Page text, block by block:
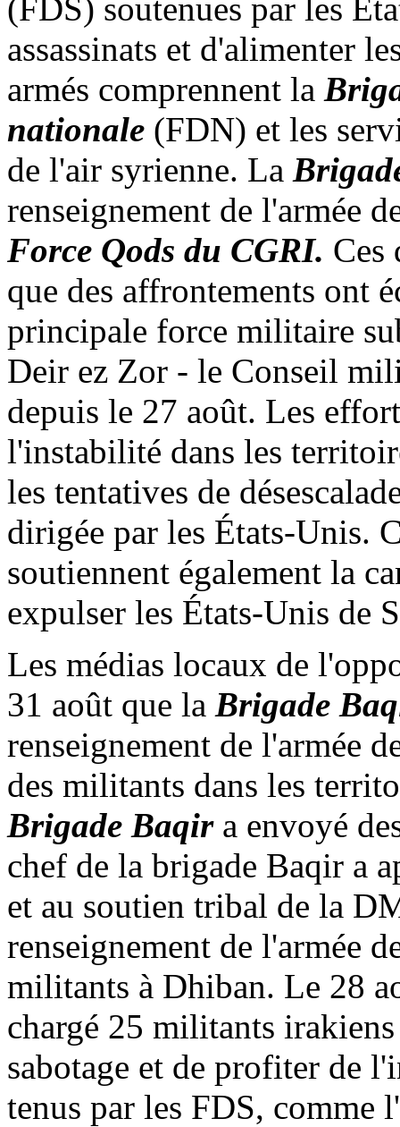
(FDS) soutenues par les
assassinats et d'alimenter
armés comprennent la
nationale (FDN) et les
de l'air syrienne. La
renseignement de l'armée
Force Qods du CGRI. Ces
que des affrontements ont
principale force militaire
Deir ez Zor - le Conseil
depuis le 27 août. Les
l'instabilité dans les
les tentatives de
dirigée par les États-Unis.
soutiennent également la
expulser les États-Unis de
Les médias locaux de
31 août que la Brigade
renseignement de l'armée
des militants dans les
Brigade Baqira envoyé
chef de la brigade Baqir a
et au soutien tribal de la
renseignement de l'armée
militants à Dhiban. Le 28
chargé 25 militants
sabotage et de profiter de
tenus par les FDS, comme